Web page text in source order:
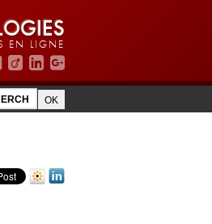
EN LIGNE